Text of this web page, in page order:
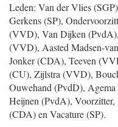
Leden: Van der Vlies
Gerkens (SP),
(VVD), Van Dijken
(VVD), Aasted Madsen-
Jonker (CDA), Teeven
(CU), Zijlstra (VVD),
Ouwehand (PvdD),
Heijnen (PvdA),
(CDA) en Vacature (SP).